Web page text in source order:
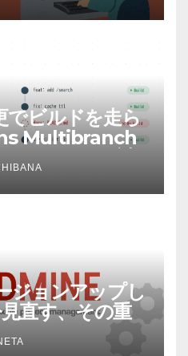
でビルドを走ら
Multibranch
を試
ジョンアップし
直す、その重